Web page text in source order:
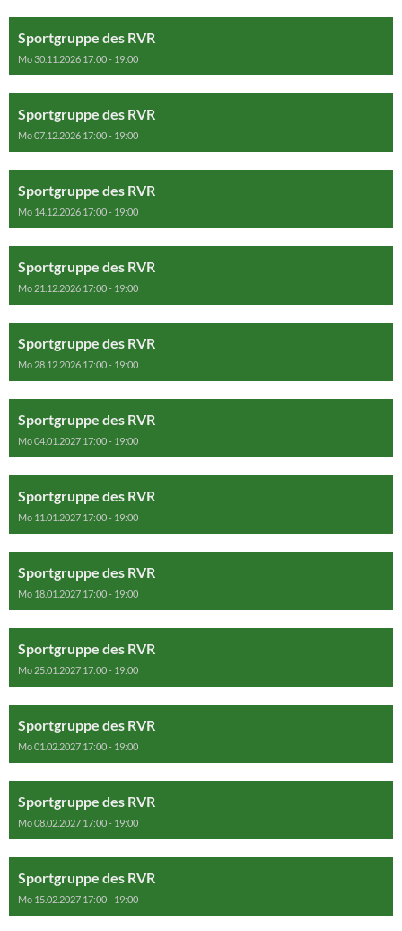
Sportgruppe des RVR
Mo 30.11.2026 17:00 - 19:00
Sportgruppe des RVR
Mo 07.12.2026 17:00 - 19:00
Sportgruppe des RVR
Mo 14.12.2026 17:00 - 19:00
Sportgruppe des RVR
Mo 21.12.2026 17:00 - 19:00
Sportgruppe des RVR
Mo 28.12.2026 17:00 - 19:00
Sportgruppe des RVR
Mo 04.01.2027 17:00 - 19:00
Sportgruppe des RVR
Mo 11.01.2027 17:00 - 19:00
Sportgruppe des RVR
Mo 18.01.2027 17:00 - 19:00
Sportgruppe des RVR
Mo 25.01.2027 17:00 - 19:00
Sportgruppe des RVR
Mo 01.02.2027 17:00 - 19:00
Sportgruppe des RVR
Mo 08.02.2027 17:00 - 19:00
Sportgruppe des RVR
Mo 15.02.2027 17:00 - 19:00